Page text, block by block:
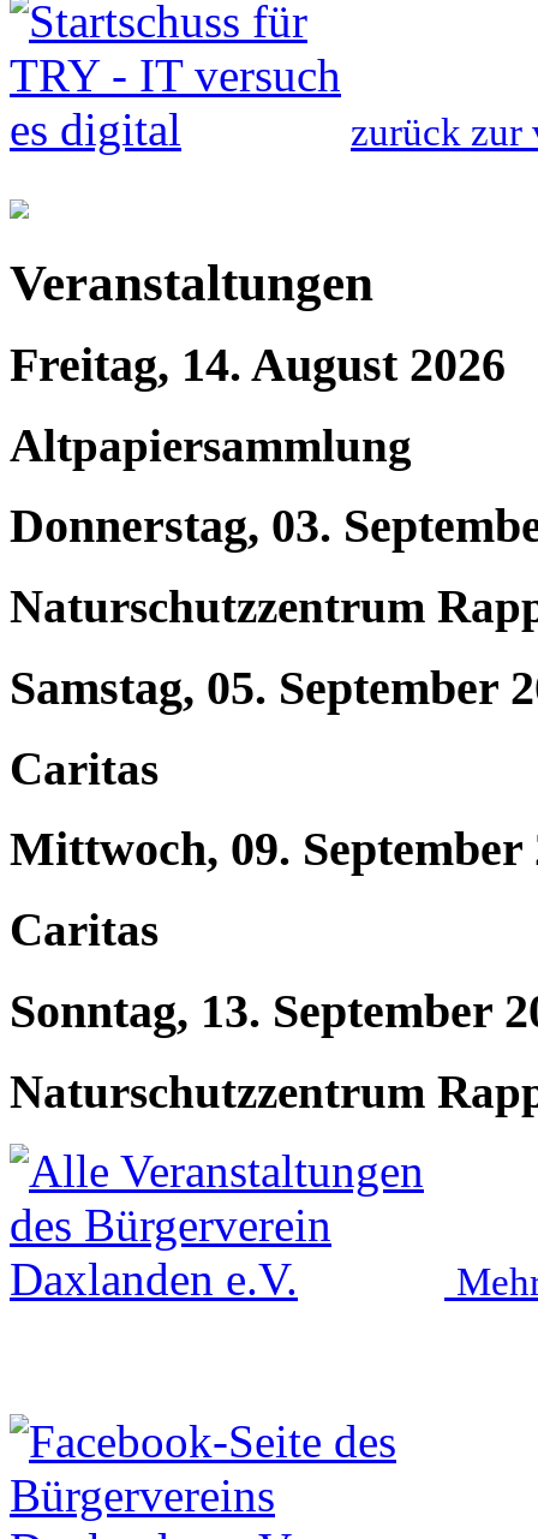
zurück zur
Veranstaltungen
Freitag, 14. August 2026
Altpapiersammlung
Donnerstag, 03.
Naturschutzzentrum
Samstag, 05. September
Caritas
Mittwoch, 09. September
Caritas
Sonntag, 13. September
Naturschutzzentrum